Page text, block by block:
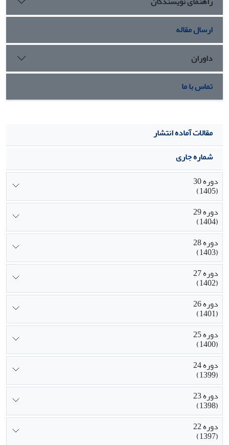
ارسال مقاله
داوران
تماس با ما
مقالات آماده انتشار
شماره جاری
دوره 30
(1405)
دوره 29
(1404)
دوره 28
(1403)
دوره 27
(1402)
دوره 26
(1401)
دوره 25
(1400)
دوره 24
(1399)
دوره 23
(1398)
دوره 22
(1397)